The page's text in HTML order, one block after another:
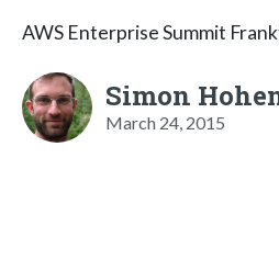
AWS Enterprise Summit
Simon
March 24, 2015